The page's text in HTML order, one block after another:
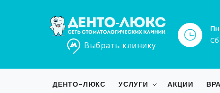
Выбрать клинику
ДЕНТО-ЛЮКС УСЛУГИ АКЦИИ